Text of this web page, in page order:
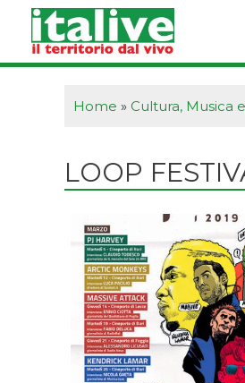
contenuto
Home » Cultura, Musica
LOOP